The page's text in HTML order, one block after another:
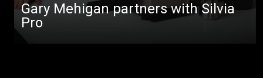
Gary Mehigan partners with Silvia
Pro